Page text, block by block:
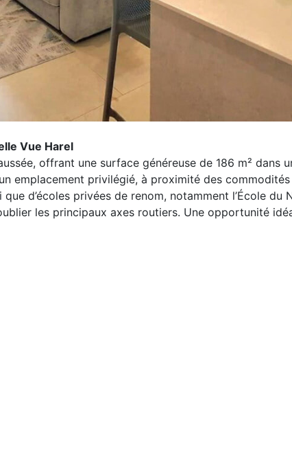
Vue Harel
offrant une surface généreuse de 186 m² dans
emplacement privilégié, à proximité des
d’écoles privées de renom, notamment l’École
les principaux axes routiers. Une opportunité